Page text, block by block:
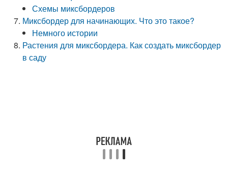
Схемы миксбордеров
Миксбордер для начинающих. Что это такое?
Немного истории
Растения для миксбордера. Как создать миксбордер
в саду